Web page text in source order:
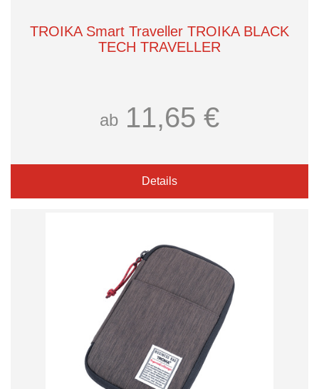
TROIKA Smart Traveller TROIKA BLACK
TECH TRAVELLER
ab 11,65 €
Details